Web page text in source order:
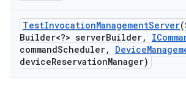
TestInvocationManagementServer
Builder<?> serverBuilder,
commandScheduler, Device
deviceReservationManager)